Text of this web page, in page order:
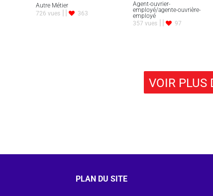
Autre Métier
726 vues
363
Agent-ouvrier-
employé/agente-ouvrière-
employé
357 vues
97
VOIR PLUS
PLAN DU SITE